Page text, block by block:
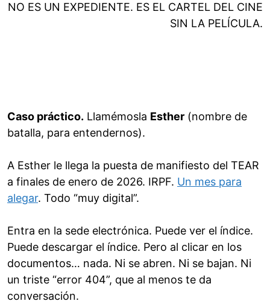
NO ES UN EXPEDIENTE. ES EL CARTEL DEL CINE
SIN LA PELÍCULA.
Caso práctico. Llamémosla Esther (nombre de
batalla, para entendernos).
A Esther le llega la puesta de manifiesto del TEAR
a finales de enero de 2026. IRPF. Un mes para
alegar. Todo “muy digital”.
Entra en la sede electrónica. Puede ver el índice.
Puede descargar el índice. Pero al clicar en los
documentos… nada. Ni se abren. Ni se bajan. Ni
un triste “error 404”, que al menos te da
conversación.